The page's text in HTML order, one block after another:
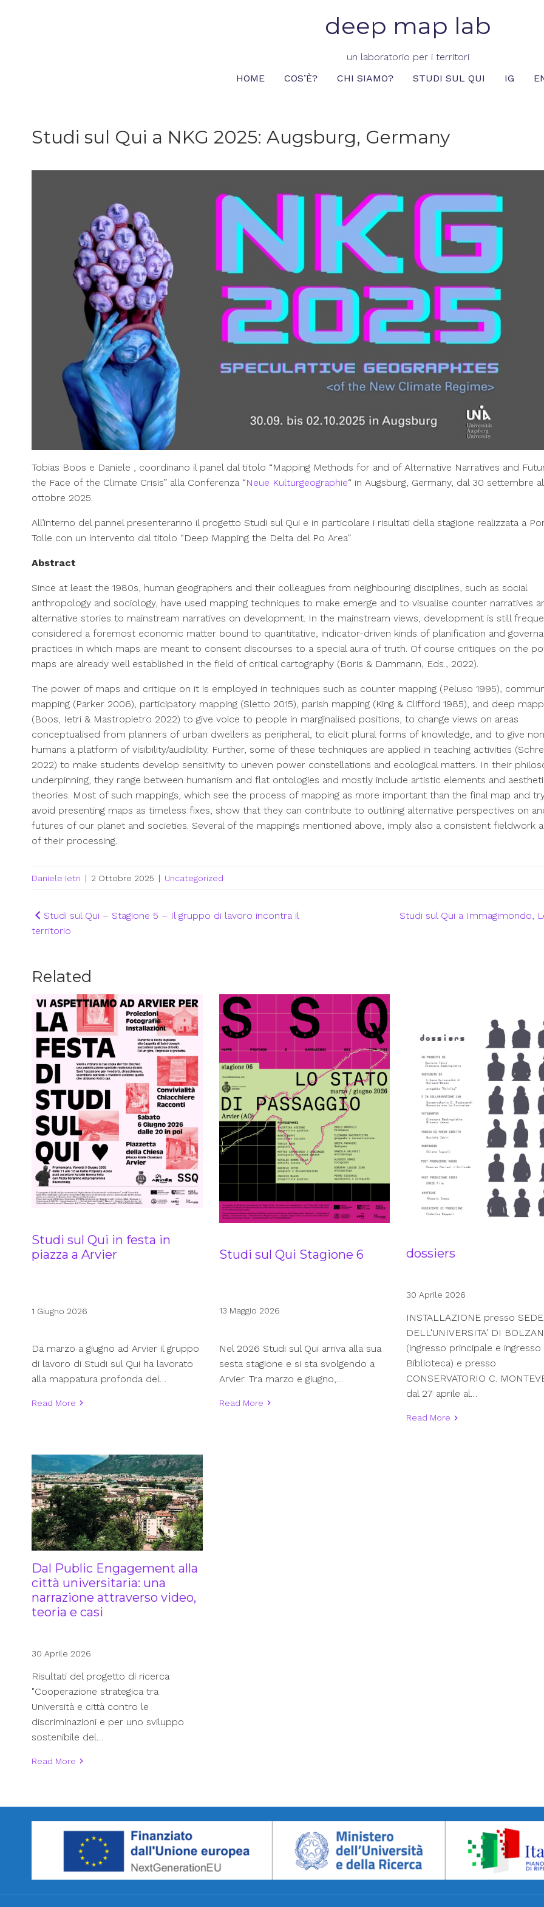
deep map lab
un laboratorio per i territori
HOME
COS’È? CHI SIAMO? STUDI SUL QUI IG
Studi sul Qui a NKG 2025: Augsburg, Germany
Tobias Boos e Daniele , coordinano il panel dal titolo “Mapping Methods for and of Alternative Narratives and
the Face of the Climate Crisis” alla Conferenza “Neue Kulturgeographie“ in Augsburg, Germany, dal 30 settembre
ottobre 2025.
All’interno del pannel presenteranno il progetto Studi sul Qui e in particolare i risultati della stagione realizzata a
Tolle con un intervento dal titolo “Deep Mapping the Delta del Po Area”
Abstract
Since at least the 1980s, human geographers and their colleagues from neighbouring disciplines, such as social
anthropology and sociology, have used mapping techniques to make emerge and to visualise counter narratives
alternative stories to mainstream narratives on development. In the mainstream views, development is still
considered a foremost economic matter bound to quantitative, indicator-driven kinds of planification and
practices in which maps are meant to consent discourses to a special aura of truth. Of course critiques on the
maps are already well established in the field of critical cartography (Boris & Dammann, Eds., 2022).
The power of maps and critique on it is employed in techniques such as counter mapping (Peluso 1995),
mapping (Parker 2006), participatory mapping (Sletto 2015), parish mapping (King & Clifford 1985), and deep
(Boos, Ietri & Mastropietro 2022) to give voice to people in marginalised positions, to change views on areas
conceptualised from planners of urban dwellers as peripheral, to elicit plural forms of knowledge, and to give
humans a platform of visibility/audibility. Further, some of these techniques are applied in teaching activities
2022) to make students develop sensitivity to uneven power constellations and ecological matters. In their
underpinning, they range between humanism and flat ontologies and mostly include artistic elements and
theories. Most of such mappings, which see the process of mapping as more important than the final map and
avoid presenting maps as timeless fixes, show that they can contribute to outlining alternative perspectives on
futures of our planet and societies. Several of the mappings mentioned above, imply also a consistent fieldwork
of their processing.
Daniele Ietri | 2 Ottobre 2025 | Uncategorized
Navigazione
articoli
Studi sul Qui – Stagione 5 – Il gruppo di lavoro incontra il
territorio
Studi sul Qui a Immagimondo,
Related
Studi sul Qui in festa in
piazza a Arvier
1 Giugno 2026
Da marzo a giugno ad Arvier il gruppo
di lavoro di Studi sul Qui ha lavorato
alla mappatura profonda del…
Read More
Studi sul Qui Stagione 6
13 Maggio 2026
Nel 2026 Studi sul Qui arriva alla sua
sesta stagione e si sta svolgendo a
Arvier. Tra marzo e giugno,…
Read More
dossiers
30 Aprile 2026
INSTALLAZIONE presso SEDE
DELL'UNIVERSITA' DI
(ingresso principale e ingresso
Biblioteca) e presso
CONSERVATORIO C.
dal 27 aprile al…
Read More
Dal Public Engagement alla
città universitaria: una
narrazione attraverso video,
teoria e casi
30 Aprile 2026
Risultati del progetto di ricerca
"Cooperazione strategica tra
Università e città contro le
discriminazioni e per uno sviluppo
sostenibile del…
Read More